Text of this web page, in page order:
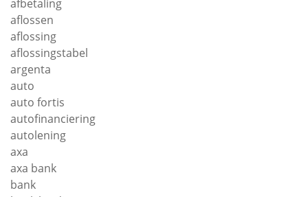
afbetaling
aflossen
aflossing
aflossingstabel
argenta
auto
auto fortis
autofinanciering
autolening
axa
axa bank
bank